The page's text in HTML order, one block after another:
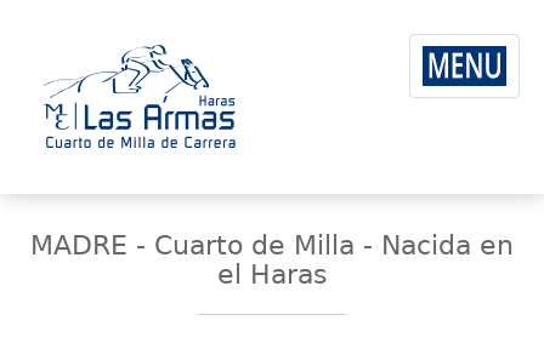
MADRE - Cuarto de Milla - Nacida en
el Haras